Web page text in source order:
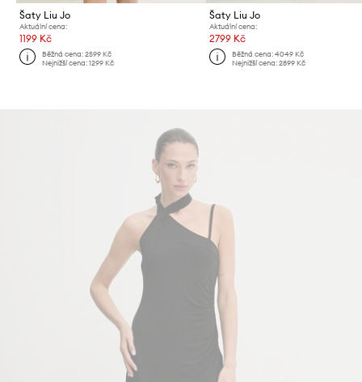
Šaty Liu Jo
Aktuální cena:
1199 Kč
Běžná cena:2599 Kč
Nejnižší cena:1299 Kč
Šaty Liu Jo
Aktuální cena:
2799 Kč
Běžná cena: 4049 Kč
Nejnižší cena: 2899 Kč